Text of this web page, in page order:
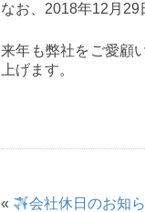
なお、2018年12月29
来年も弊社をご愛顧
上げます。
«
会社休日のお知